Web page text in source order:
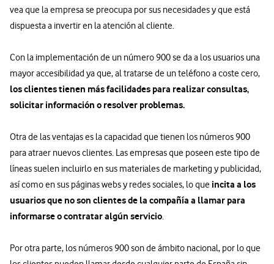
vea que la empresa se preocupa por sus necesidades y que está
dispuesta a invertir en la atención al cliente.
Con la implementación de un número 900 se da a los usuarios una
mayor accesibilidad ya que, al tratarse de un teléfono a coste cero,
los clientes tienen más facilidades para realizar consultas,
solicitar información o resolver problemas.
Otra de las ventajas es la capacidad que tienen los números 900
para atraer nuevos clientes. Las empresas que poseen este tipo de
líneas suelen incluirlo en sus materiales de marketing y publicidad,
así como en sus páginas webs y redes sociales, lo que incita a los
usuarios que no son clientes de la compañía a llamar para
informarse o contratar algún servicio.
Por otra parte, los números 900 son de ámbito nacional, por lo que